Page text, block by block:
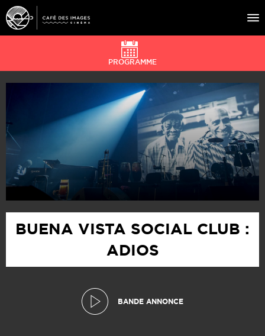
À L’AFFICHE
ÉVÉNEMENTS
CAFÉ DU CINÉ
PRATIQUE
ÉDUCATION AUX IMAGES
BUENA VISTA SOCIAL CLUB :
ADIOS
BANDE ANNONCE
PROGRAMME